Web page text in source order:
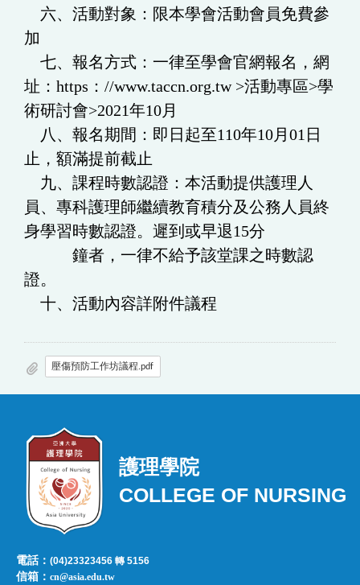
六、活動對象：限本學會活動會員免費參
加
七、報名方式：一律至學會官網報名，網
址：https：//www.taccn.org.tw >活動專區>學
術研討會>2021年10月
八、報名期間：即日起至110年10月01日
止，額滿提前截止
九、課程時數認證：本活動提供護理人
員、專科護理師繼續教育積分及公務人員終
身學習時數認證。遲到或早退15分
鐘者，一律不給予該堂課之時數認
證。
十、活動內容詳附件議程
壓傷預防工作坊議程.pdf
護理學院
COLLEGE OF NURSING
電話：(04)23323456 轉 5156
信箱：cn@asia.edu.tw